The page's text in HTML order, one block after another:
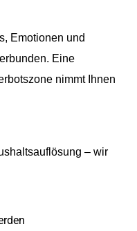
Emotionen und
Eine
nimmt Ihnen
– wir